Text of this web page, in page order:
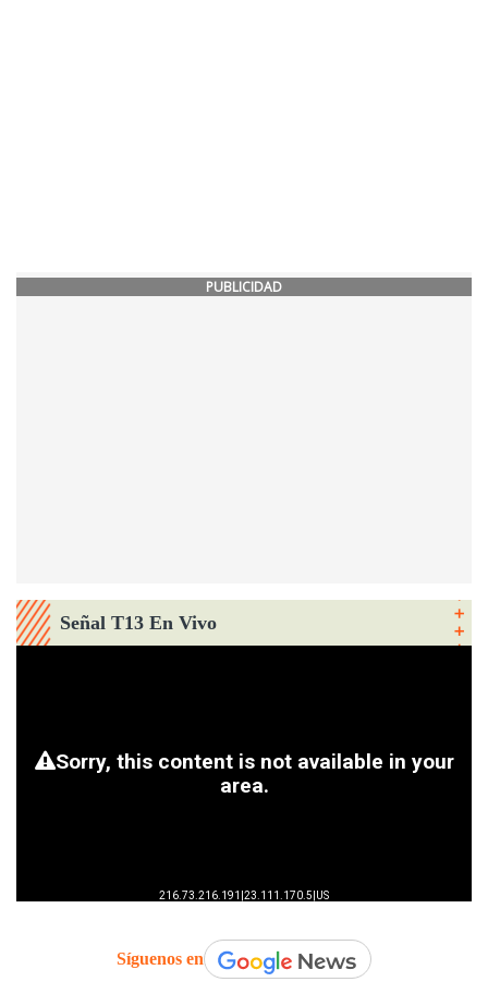
PUBLICIDAD
Señal T13 En Vivo
Síguenos en